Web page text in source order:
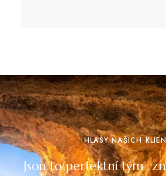
HLASY NAŠICH
Jsou to perfektní tým ,